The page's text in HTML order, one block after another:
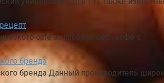
café au lait означает «кофе с
бренда
бренда Данный производитель